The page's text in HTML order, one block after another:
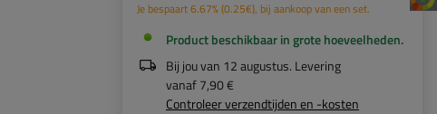
Je bespaart6.67%(0.25€), bij aankoop van een set.
Product beschikbaar in grote hoeveelheden
Bij jou van 12 augustus. Levering
vanaf7,90 €
Controleer verzendtijden en -kosten